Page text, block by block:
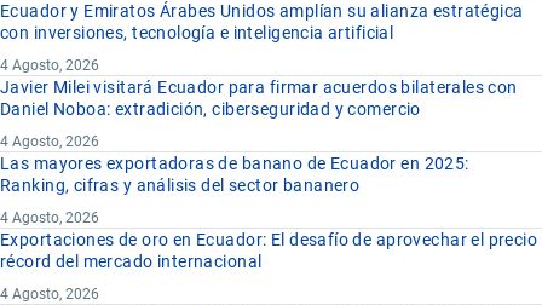
Ecuador y Emiratos Árabes Unidos amplían su alianza estratégica
con inversiones, tecnología e inteligencia artificial
4 Agosto, 2026
Javier Milei visitará Ecuador para firmar acuerdos bilaterales con
Daniel Noboa: extradición, ciberseguridad y comercio
4 Agosto, 2026
Las mayores exportadoras de banano de Ecuador en 2025:
Ranking, cifras y análisis del sector bananero
4 Agosto, 2026
Exportaciones de oro en Ecuador: El desafío de aprovechar el precio
récord del mercado internacional
4 Agosto, 2026